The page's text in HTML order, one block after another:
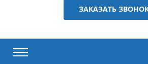
ЗАКАЗАТЬ